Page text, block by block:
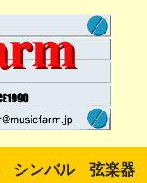
シンバル 弦楽器